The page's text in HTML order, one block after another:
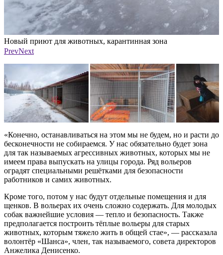
Новый приют для животных, карантинная зона
Фото: Александр Елисеев
PrevNext
«Конечно, останавливаться на этом мы не будем, но и расти до
бесконечности не собираемся. У нас обязательно будет зона
для так называемых агрессивных животных, которых мы не
имеем права выпускать на улицы города. Ряд вольеров
оградят специальными решётками для безопасности
работников и самих животных.
Кроме того, потом у нас будут отдельные помещения и для
щенков. В вольерах их очень сложно содержать. Для молодых
собак важнейшие условия — тепло и безопасность. Также
предполагается построить тёплые вольеры для старых
животных, которым тяжело жить в общей стае», — рассказала
волонтёр «Шанса», член, так называемого, совета директоров
Анжелика Денисенко.